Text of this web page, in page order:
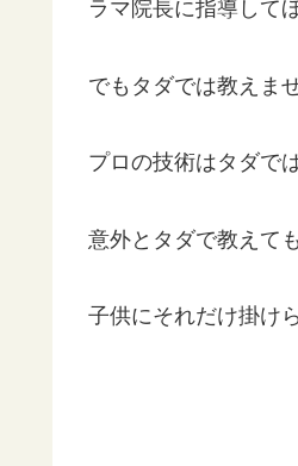
ラマ院長に指導して
でもタダでは教えませ
プロの技術はタダで
意外とタダで教えて
子供にそれだけ掛け